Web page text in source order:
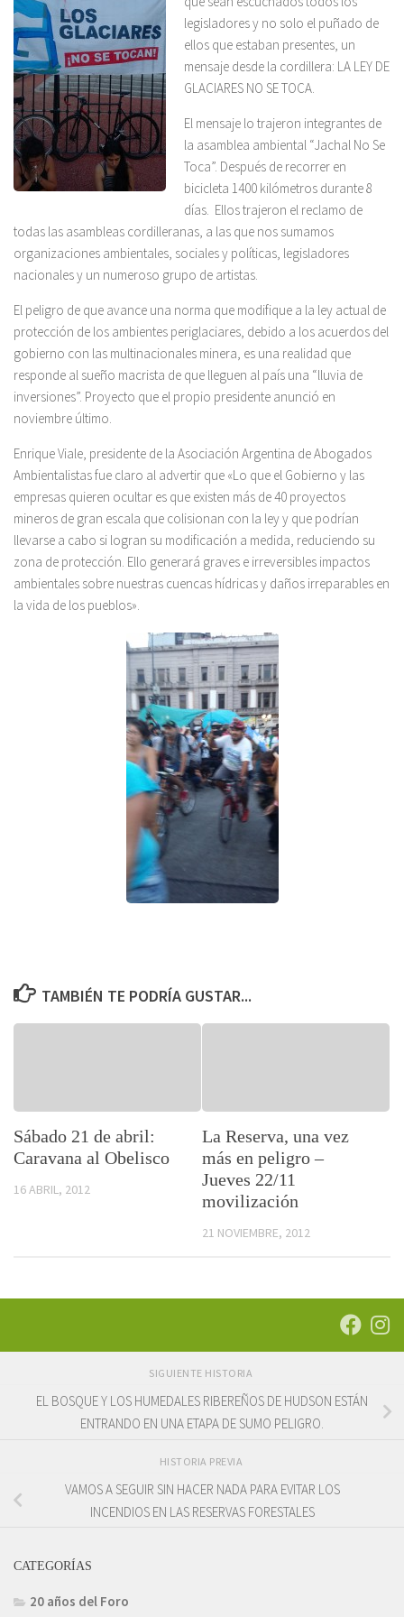
legisladores y no solo el puñado de
ellos que estaban presentes, un
mensaje desde la cordillera: LA LEY DE
GLACIARES NO SE TOCA.
El mensaje lo trajeron integrantes de
la asamblea ambiental “Jachal No Se
Toca”. Después de recorrer en
bicicleta 1400 kilómetros durante 8
días. Ellos trajeron el reclamo de
todas las asambleas cordilleranas, a las que nos sumamos
organizaciones ambientales, sociales y políticas, legisladores
nacionales y un numeroso grupo de artistas.
El peligro de que avance una norma que modifique a la ley actual de
protección de los ambientes periglaciares, debido a los acuerdos del
gobierno con las multinacionales minera, es una realidad que
responde al sueño macrista de que lleguen al país una “lluvia de
inversiones”. Proyecto que el propio presidente anunció en
noviembre último.
Enrique Viale, presidente de la Asociación Argentina de Abogados
Ambientalistas fue claro al advertir que «Lo que el Gobierno y las
empresas quieren ocultar es que existen más de 40 proyectos
mineros de gran escala que colisionan con la ley y que podrían
llevarse a cabo si logran su modificación a medida, reduciendo su
zona de protección. Ello generará graves e irreversibles impactos
ambientales sobre nuestras cuencas hídricas y daños irreparables en
la vida de los pueblos».
TAMBIÉN TE PODRÍA GUSTAR...
Sábado 21 de abril:
Caravana al Obelisco
16 ABRIL, 2012
La Reserva, una vez
más en peligro –
Jueves 22/11
movilización
21 NOVIEMBRE, 2012
SIGUIENTE HISTORIA
EL BOSQUE Y LOS HUMEDALES RIBEREÑOS DE HUDSON ESTÁN
ENTRANDO EN UNA ETAPA DE SUMO PELIGRO.
HISTORIA PREVIA
VAMOS A SEGUIR SIN HACER NADA PARA EVITAR LOS
INCENDIOS EN LAS RESERVAS FORESTALES
CATEGORÍAS
20 años del Foro